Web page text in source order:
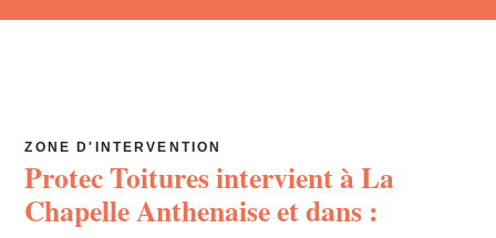
ZONE D'INTERVENTION
Protec Toitures intervient àLa
Chapelle Anthenaiseet dans :